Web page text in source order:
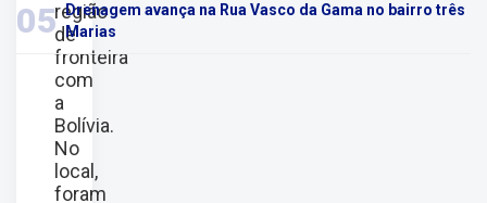
região
de
fronteira
com
a
Bolívia.
No
local,
foram
05 Drenagem avança na Rua Vasco da Gama no bairro três
Marias